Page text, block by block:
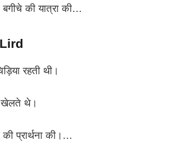
की यात्रा की…
रहती थी।
खेलते थे।
प्रार्थना की।…